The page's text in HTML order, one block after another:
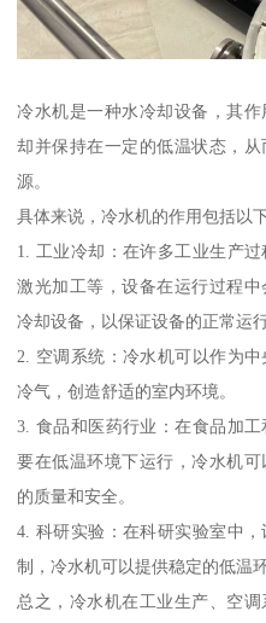
冷水机是一种水冷却设备，其
却并保持在一定的低温状态，
源。
具体来说，冷水机的作用包括以
1. 工业冷却：在许多工业生产
激光加工等，设备在运行过程
冷却设备，以保证设备的正常运
2. 空调系统：冷水机可以作为
冷气，创造舒适的室内环境。
3. 食品和医药行业：在食品加
要在低温环境下运行，冷水机
的质量和安全。
4. 科研实验：在科研实验室中
制，冷水机可以提供稳定的低温
总之，冷水机在工业生产、空